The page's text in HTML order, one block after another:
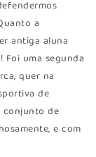
a
antiga aluna
uma segunda
quer na
de
conjunto de
e com